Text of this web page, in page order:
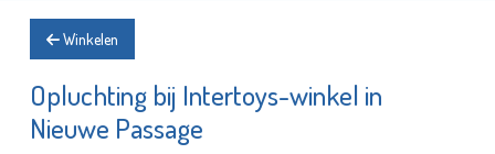
Winkelen
Opluchting bij Intertoys-winkel in
Nieuwe Passage